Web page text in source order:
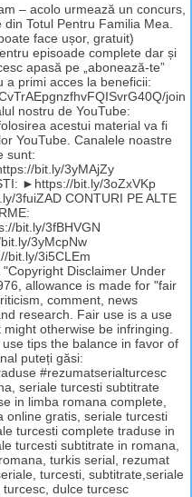
– acolo urmează un concurs,
Totul Pentru Familia Mea.
face ușor, gratuit)
episoade complete dar și
apasă pe „abonează-te”
a primi acces la beneficii:
join
nostru de YouTube:
acestui material va fi
YouTube. Canalele noastre
sunt:
bit.ly/3yMAjZy
►https://bit.ly/3oZxVKp
3fuiZAD CONTURI PE ALTE
bit.ly/3fBHVGN
3yMcpNw
bit.ly/3i5CLEm
Disclaimer Under
allowance is made for "fair
comment, news
research. Fair use is a use
otherwise be infringing.
tips the balance in favor of
puteți găsi:
#rezumatserialturcesc
seriale turcesti subtitrate
in limba romana complete,
online gratis, seriale turcesti
turcesti complete traduse in
turcesti subtitrate in romana,
turkis serial, rezumat
turcesti, subtitrate,seriale
dulce turcesc